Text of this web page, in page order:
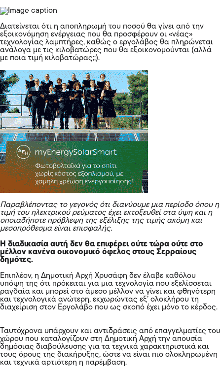
Διατείνεται ότι η αποπληρωμή του ποσού θα γίνει από την
εξοικονόμηση ενέργειας που θα προσφέρουν οι «νέας»
τεχνολογίας λαμπτήρες, καθώς ο εργολάβος θα πληρώνεται
ανάλογα με τις κιλοβατώρες που θα εξοικονομούνται (αλλά
με ποια τιμή κιλοβατώρας;;).
Παραβλέποντας το γεγονός ότι διανύουμε μια περίοδο όπου η
τιμή του ηλεκτρικού ρεύματος έχει εκτοξευθεί στα ύψη και η
οποιαδήποτε πρόβλεψη της εξέλιξης της τιμής ακόμη και
μεσοπρόθεσμα είναι επισφαλής.
Η διαδικασία αυτή δεν θα επιφέρει ούτε τώρα ούτε στο
μέλλον κανένα οικονομικό όφελος στους Σερραίους
δημότες.
Επιπλέον, η Δημοτική Αρχή Χρυσάφη δεν έλαβε καθόλου
υπόψη της ότι πρόκειται για μια τεχνολογία που εξελίσσεται
ραγδαία και μπορεί στο άμεσο μέλλον να γίνει και φθηνότερη
και τεχνολογικά ανώτερη, εκχωρώντας εξ’ ολοκλήρου τη
διαχείριση στον Εργολάβο που ως σκοπό έχει μόνο το κέρδος.
Ταυτόχρονα υπάρχουν και αντιδράσεις από επαγγελματίες του
χώρου που καταλογίζουν στη Δημοτική Αρχή την απουσία
δημόσιας διαβούλευσης για τα τεχνικά χαρακτηριστικά και
τους όρους της διακήρυξης, ώστε να είναι πιο ολοκληρωμένη
και τεχνικά αρτιότερη η παρέμβαση.